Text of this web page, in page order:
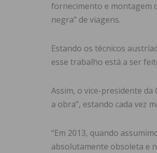
fornecimento e montagem
negra” de viagens.
Estando os técnicos
esse trabalho está a ser
Assim, o vice-presidente
a obra”, estando cada vez
“Em 2013, quando
absolutamente obsoleta e